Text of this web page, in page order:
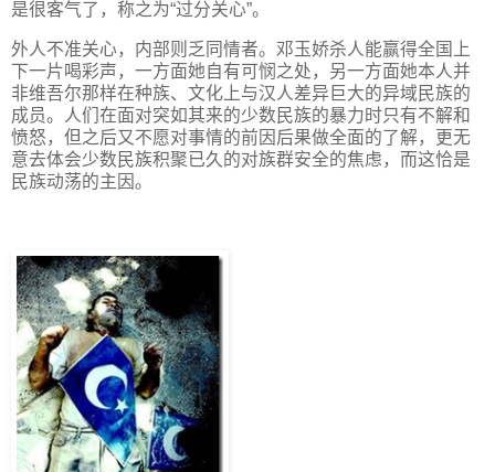
是很客气了，称之为“过分关心”。
外人不准关心，内部则乏同情者。邓玉娇杀人能赢得全国上
下一片喝彩声，一方面她自有可悯之处，另一方面她本人并
非维吾尔那样在种族、文化上与汉人差异巨大的异域民族的
成员。人们在面对突如其来的少数民族的暴力时只有不解和
愤怒，但之后又不愿对事情的前因后果做全面的了解，更无
意去体会少数民族积聚已久的对族群安全的焦虑，而这恰是
民族动荡的主因。